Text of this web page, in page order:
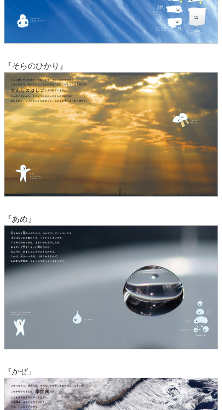
『そらのひかり』
『あめ』
『かぜ』